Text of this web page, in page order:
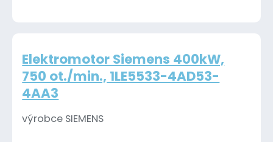
Elektromotor Siemens 400kW,
750 ot./min., 1LE5533-4AD53-
4AA3
výrobce SIEMENS